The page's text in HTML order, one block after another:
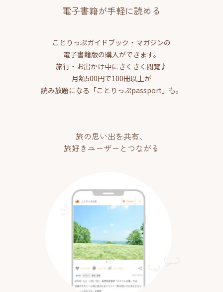
電子書籍が手軽に読める
ことりっぷガイドブック・マガジンの
電子書籍版の購入ができます。
旅行・お出かけ中にさくさく閲覧♪
月額500円で100冊以上が
読み放題になる「ことりっぷpassport」も。
旅の思い出を共有、
旅好きユーザーとつながる